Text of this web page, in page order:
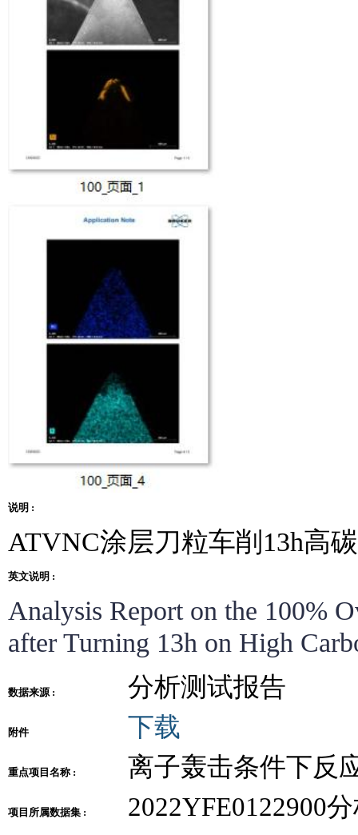
说明 :
ATVNC涂层刀粒车削13h高
英文说明 :
Analysis Report on the 100%
after Turning 13h on High
数据来源 : 分析测试报告
附件 下载
重点项目名称 : 离子轰击条件下反
项目所属数据集 :
2022YFE0122900